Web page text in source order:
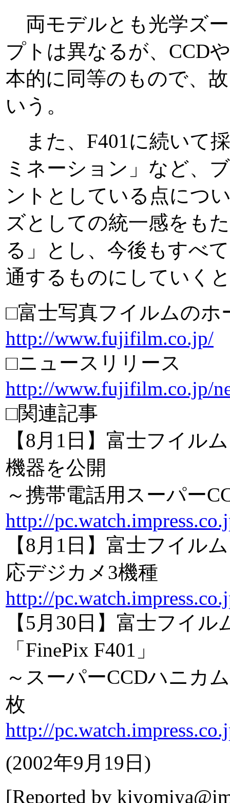
両モデルとも光学ズ
プトは異なるが、CCD
本的に同等のもので、
いう。
また、F401に続いて
ミネーション」など、
ントとしている点につ
ズとしての統一感をも
る」とし、今後もすべ
通するものにしていく
□富士写真フイルムのホ
http://www.fujifilm.co.jp/
□ニュースリリース
http://www.fujifilm.co.jp/
□関連記事
【8月1日】富士フイル
機器を公開
～携帯電話用スーパー
http://
【8月1日】富士フイル
応デジカメ3機種
http://
【5月30日】富士フイ
「FinePix F401」
～スーパーCCDハニカ
枚
http://
(2002年9月19日 )
[Reported by